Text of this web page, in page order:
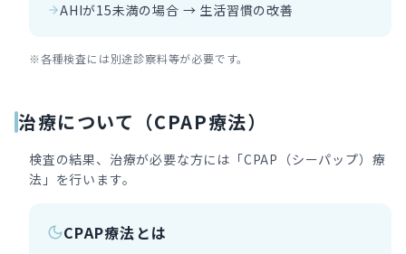
AHIが15未満の場合 → 生活習慣の改善
※各種検査には別途診察料等が必要です。
治療について（CPAP療法）
検査の結果、治療が必要な方には「CPAP（シーパップ）療
法」を行います。
CPAP療法とは